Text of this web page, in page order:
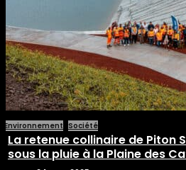
Environnement Société
La retenue collinaire de Piton
sous la pluie à la Plaine des